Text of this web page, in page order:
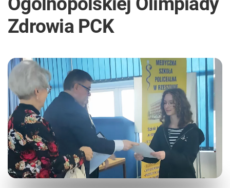
Zdrowia PCK